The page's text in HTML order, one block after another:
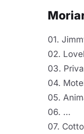
01.
02.
03.
04.
05.
06. ...
07.